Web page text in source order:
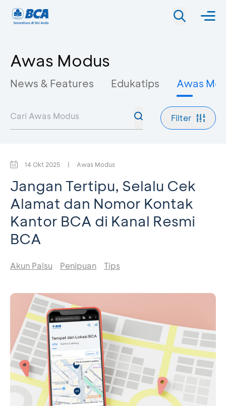
Awas Modus
News & Features Edukatips Awas
Filter
14 Okt 2025 | Awas Modus
Jangan Tertipu, Selalu Cek
Alamat dan Nomor Kontak
Kantor BCA di Kanal Resmi
BCA
Akun Palsu Penipuan Tips